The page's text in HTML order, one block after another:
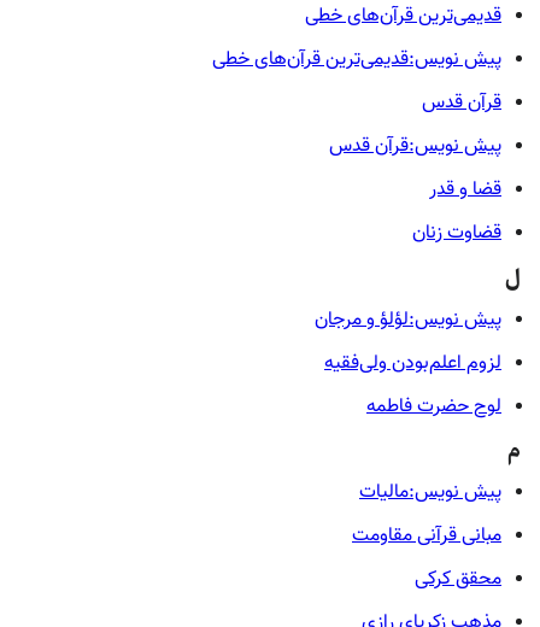
قدیمی‌ترین قرآن‌های خطی
پیش نویس:قدیمی‌ترین قرآن‌های خطی
قرآن قدس
پیش نویس:قرآن قدس
قضا و قدر
قضاوت زنان
ل
پیش نویس:لؤلؤ و مرجان
لزوم اعلم‌بودن ولی‌فقیه
لوح حضرت فاطمه
م
پیش نویس:مالیات
مبانی قرآنی مقاومت
محقق کرکی